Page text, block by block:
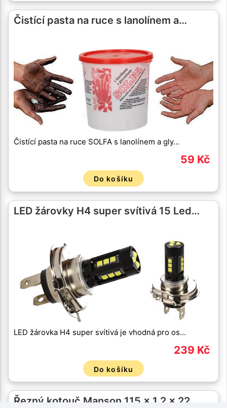
Čistící pasta na ruce s lanolínem a…
Čistící pasta na ruce SOLFA s lanolínem a gly…
59 Kč
Do košíku
LED žárovky H4 super svítivá 15 Led…
LED žárovka H4 super svítivá je vhodná pro os…
239 Kč
Do košíku
Řezný kotouč Manson 115 x 1,2 x 22,…